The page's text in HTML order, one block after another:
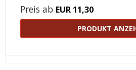
Preis ab EUR 11,30
PRODUKT